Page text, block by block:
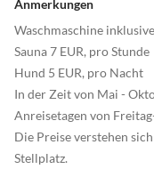
Anmerkungen
Waschmaschine inklusive
Sauna 7 EUR, pro Stunde
Hund 5 EUR, pro Nacht
In der Zeit von Mai -
Anreisetagen von
Die Preise verstehen
Stellplatz.